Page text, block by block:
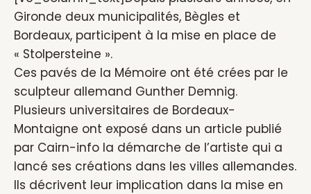
Gironde deux municipalités, Bègles et
Bordeaux, participent à la mise en place de
« Stolpersteine ».
Ces pavés de la Mémoire ont été crées par le
sculpteur allemand Gunther Demnig.
Plusieurs universitaires de Bordeaux-
Montaigne ont exposé dans un article publié
par Cairn-info la démarche de l’artiste qui a
lancé ses créations dans les villes allemandes.
Ils décrivent leur implication dans la mise en